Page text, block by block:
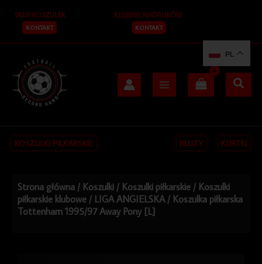
treści
SKUP KOSZULEK
KONTAKT
KLEJENIE NADRUKÓW
KONTAKT
KOSZULKI PIŁKARSKIE BLUZY KURTKI
Strona główna / Koszulki / Koszulki piłkarskie / Koszulki
piłkarskie klubowe / LIGA ANGIELSKA / Koszulka piłkarska
Tottenham 1995/97 Away Pony [L]
PL